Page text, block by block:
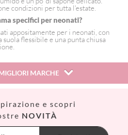
condizioni per tutta l'estate.
specifici per neonati?
appositamente per i neonati, con
flessibile e una punta chiusa
MARCHE
e scopri
NOVITÀ